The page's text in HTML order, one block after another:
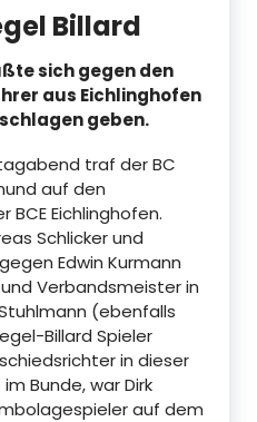
Billard
sich gegen den
aus Eichlinghofen
geben.
traf der BC
auf den
Eichlinghofen.
Schlicker und
Edwin Kurmann
Verbandsmeister in
(ebenfalls
Billard Spieler
in dieser
Bunde, war Dirk
auf dem